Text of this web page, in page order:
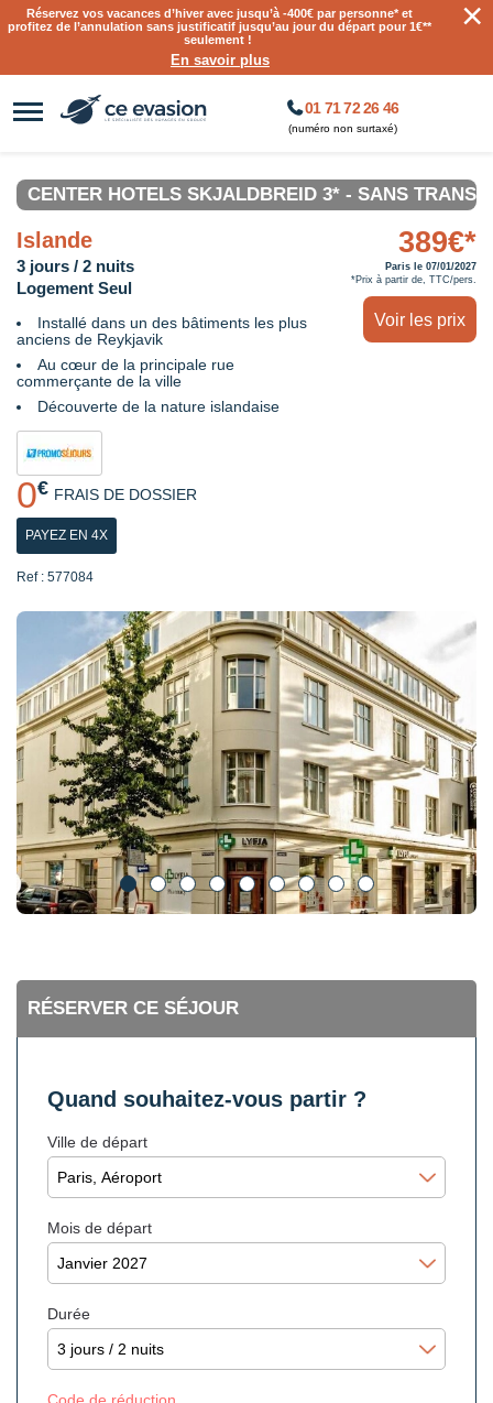
Réservez vos vacances d’hiver avec jusqu’à-400€ par personne* et
profitez de l’annulation sans justificatif jusqu’au jour du départ pour 1€**
seulement !
En savoir plus
×
01 71 72 26 46
(numéro non surtaxé)
CENTER HOTELS SKJALDBREID 3* - SANS
Islande
3 jours / 2 nuits
Logement Seul
Installé dans un des bâtiments les plus
anciens de Reykjavik
Au cœur de la principale rue
commerçante de la ville
Découverte de la nature islandaise
0€ FRAIS DE DOSSIER
PAYEZ EN 4X
Ref : 577084
389€*
Paris le 07/01/2027
*Prix à partir de, TTC/pers.
Voir les prix
RÉSERVER CE SÉJOUR
Quand souhaitez-vous partir ?
Ville de départ
Mois de départ
Durée